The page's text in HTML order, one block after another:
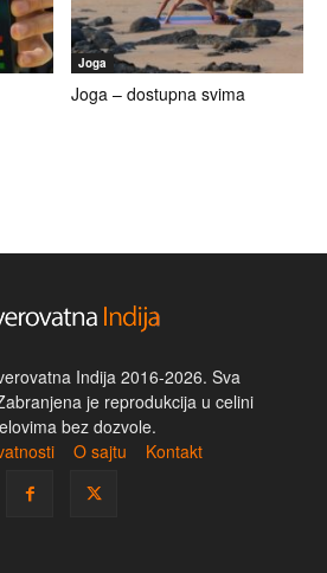
Joga
Joga – dostupna svima
Indija 2016-2026. Sva
je reprodukcija u celini
bez dozvole.
O sajtu Kontakt